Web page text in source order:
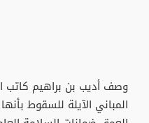
وصف أديب بن براهيم كاتب
المباني الآيلة للسقوط